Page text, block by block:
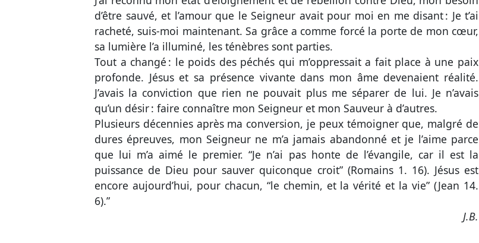
d’être sauvé, et l’amour que le Seigneur avait pour moi en me disant : Je t’ai
racheté, suis-moi maintenant. Sa grâce a comme forcé la porte de mon cœur,
sa lumière l’a illuminé, les ténèbres sont parties.
Tout a changé : le poids des péchés qui m’oppressait a fait place à une paix
profonde. Jésus et sa présence vivante dans mon âme devenaient réalité.
J’avais la conviction que rien ne pouvait plus me séparer de lui. Je n’avais
qu’un désir : faire connaître mon Seigneur et mon Sauveur à d’autres.
Plusieurs décennies après ma conversion, je peux témoigner que, malgré de
dures épreuves, mon Seigneur ne m’a jamais abandonné et je l’aime parce
que lui m’a aimé le premier. “Je n’ai pas honte de l’évangile, car il est la
puissance de Dieu pour sauver quiconque croit” (Romains 1. 16). Jésus est
encore aujourd’hui, pour chacun, “le chemin, et la vérité et la vie” (Jean 14.
6).”
J.B.